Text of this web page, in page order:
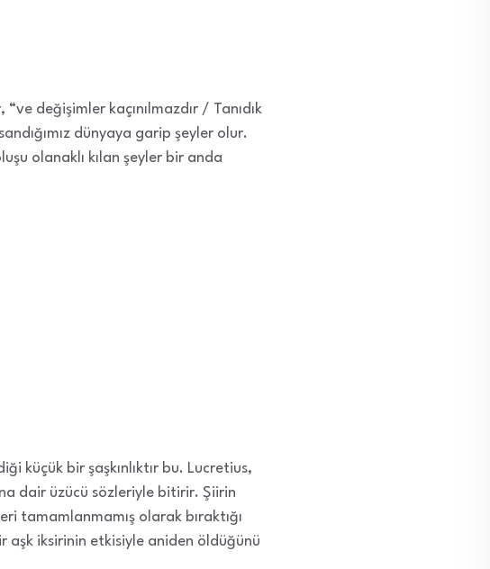
değişimler kaçınılmazdır / Tanıdık
dünyaya garip şeyler olur.
olanaklı kılan şeyler bir anda
küçük bir şaşkınlıktır bu. Lucretius,
dair üzücü sözleriyle bitirir. Şiirin
tamamlanmamış olarak bıraktığı
aşk iksirinin etkisiyle aniden öldüğünü